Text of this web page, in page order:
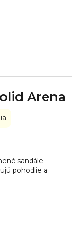
Arena
sandále
pohodlie a